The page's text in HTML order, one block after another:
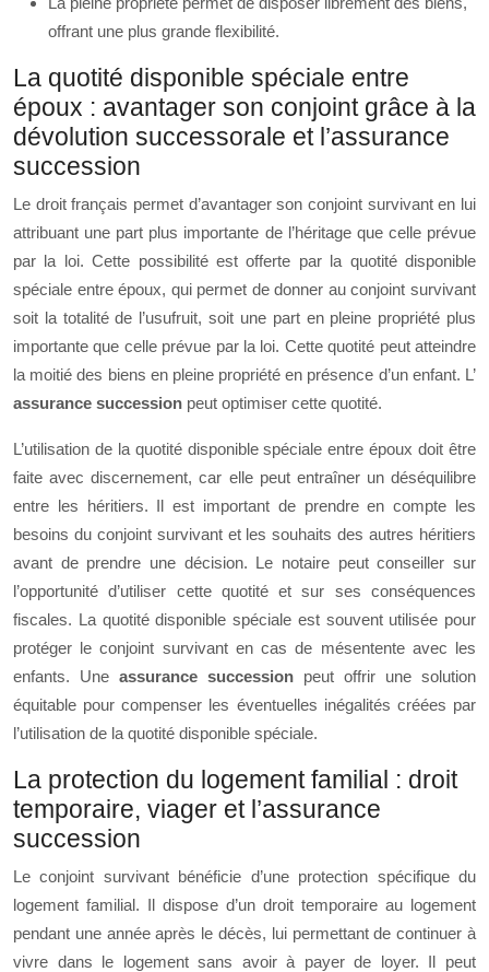
offrant une plus grande flexibilité.
La quotité disponible spéciale entre
époux : avantager son conjoint grâce à la
dévolution successorale et l’assurance
succession
Le droit français permet d’avantager son conjoint survivant en lui
attribuant une part plus importante de l’héritage que celle prévue
par la loi. Cette possibilité est offerte par la quotité disponible
spéciale entre époux, qui permet de donner au conjoint survivant
soit la totalité de l’usufruit, soit une part en pleine propriété plus
importante que celle prévue par la loi. Cette quotité peut atteindre
la moitié des biens en pleine propriété en présence d’un enfant. L’
assurance succession peut optimiser cette quotité.
L’utilisation de la quotité disponible spéciale entre époux doit être
faite avec discernement, car elle peut entraîner un déséquilibre
entre les héritiers. Il est important de prendre en compte les
besoins du conjoint survivant et les souhaits des autres héritiers
avant de prendre une décision. Le notaire peut conseiller sur
l’opportunité d’utiliser cette quotité et sur ses conséquences
fiscales. La quotité disponible spéciale est souvent utilisée pour
protéger le conjoint survivant en cas de mésentente avec les
enfants. Une assurance succession peut offrir une solution
équitable pour compenser les éventuelles inégalités créées par
l’utilisation de la quotité disponible spéciale.
La protection du logement familial : droit
temporaire, viager et l’assurance
succession
Le conjoint survivant bénéficie d’une protection spécifique du
logement familial. Il dispose d’un droit temporaire au logement
pendant une année après le décès, lui permettant de continuer à
vivre dans le logement sans avoir à payer de loyer. Il peut